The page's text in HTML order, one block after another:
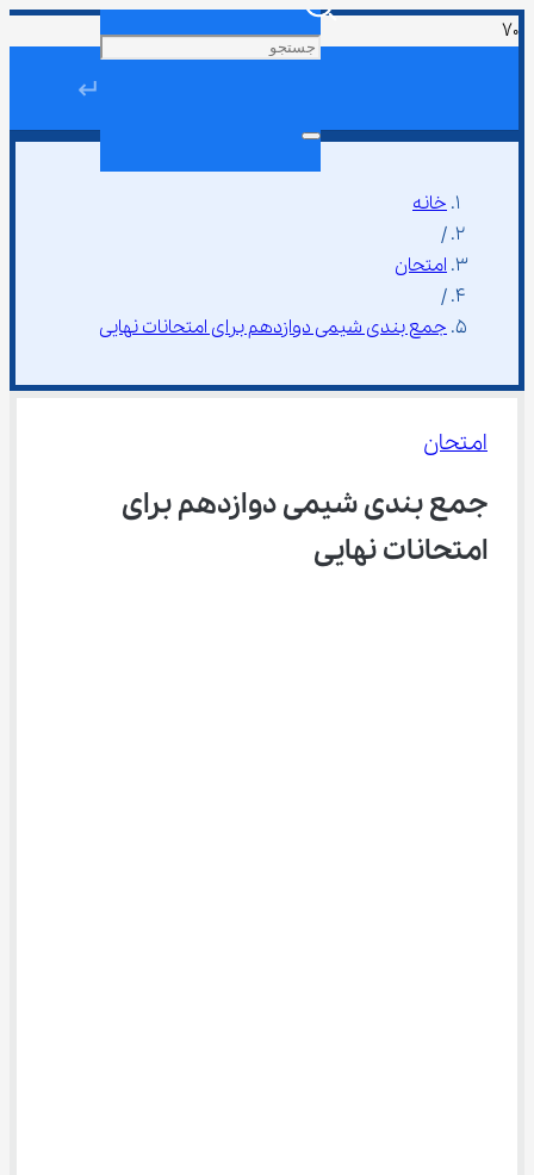
↵
خانه
/
امتحان
/
جمع بندی شیمی دوازدهم برای امتحانات نهایی
امتحان
جمع بندی شیمی دوازدهم برای
امتحانات نهایی